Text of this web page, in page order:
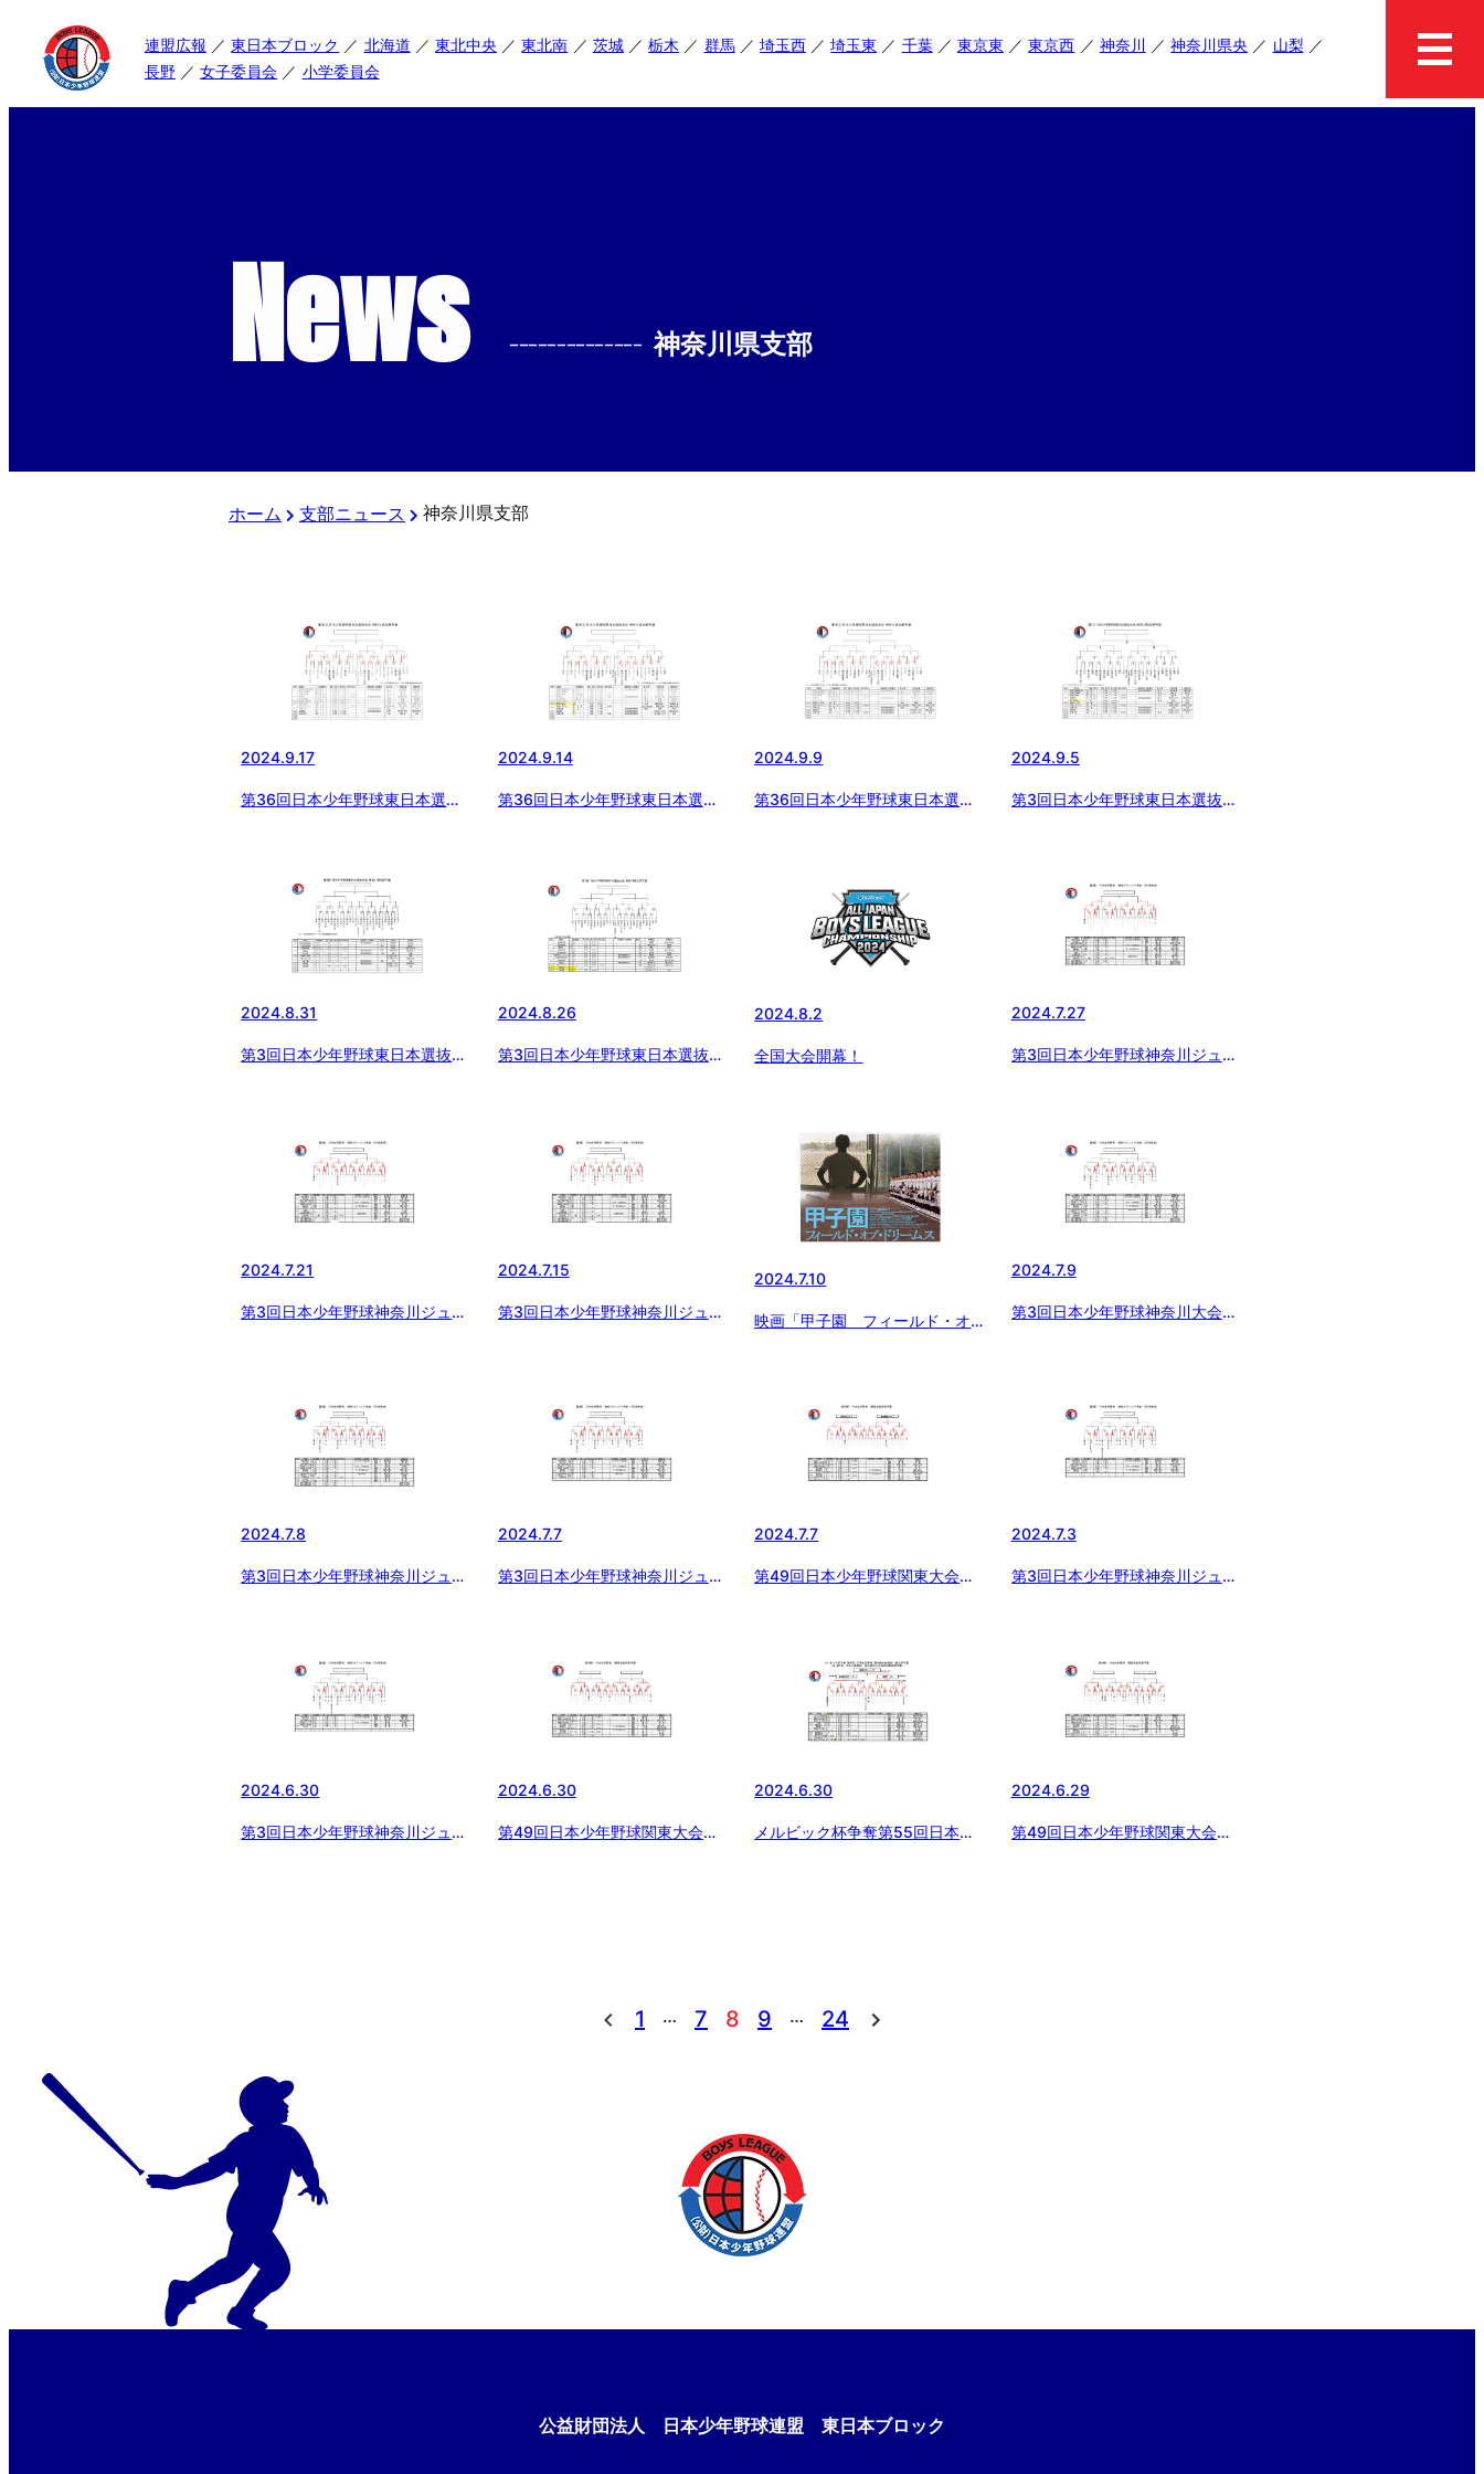
連盟広報 東日本ブロック 北海道 東北中央 東北南 茨城 栃木 群馬 埼玉西 埼玉東 千葉 東京東 東京西 神奈川 神奈川県央
山梨
長野
女子委員会 小学委員会
News -------------- 神奈川県支部
ホーム 支部ニュース 神奈川県支部
2024.9.17
第36回日本少年野球東日本選抜
2024.9.14
第36回日本少年野球東日本選抜
2024.9.9
第36回日本少年野球東日本選抜
2024.9.5
第3回日本少年野球東日本選抜大
2024.8.31
第3回日本少年野球東日本選抜大
2024.8.26
第3回日本少年野球東日本選抜大
2024.8.2
全国大会開幕！
2024.7.27
第3回日本少年野球神奈川ジュニ
2024.7.21
第3回日本少年野球神奈川ジュニ
2024.7.15
第3回日本少年野球神奈川ジュニ
2024.7.10
映画「甲子園 フィールド・オ
2024.7.9
第3回日本少年野球神奈川大会
2024.7.8
第3回日本少年野球神奈川ジュニ
2024.7.7
第3回日本少年野球神奈川ジュニ
2024.7.7
第49回日本少年野球関東大会神
2024.7.3
第3回日本少年野球神奈川ジュニ
2024.6.30
第3回日本少年野球神奈川ジュニ
2024.6.30
第49回日本少年野球関東大会神
2024.6.30
メルビック杯争奪第55回日本少
2024.6.29
第49回日本少年野球関東大会神
1 … 7 8 9 … 24
公益財団法人 日本少年野球連盟 東日本ブロック